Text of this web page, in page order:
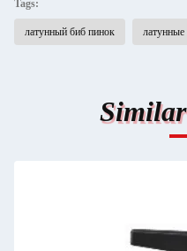
Tags:
латунный биб пинок